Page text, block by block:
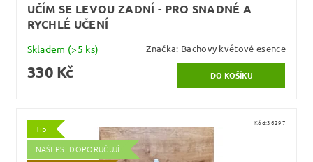
UČÍM SE LEVOU ZADNÍ - PRO SNADNÉ A
RYCHLÉ UČENÍ
Skladem (>5 ks) Značka: Bachovy květové esence
330 Kč
Tip
NAŠI PSI DOPORUČUJÍ
Kód:36297